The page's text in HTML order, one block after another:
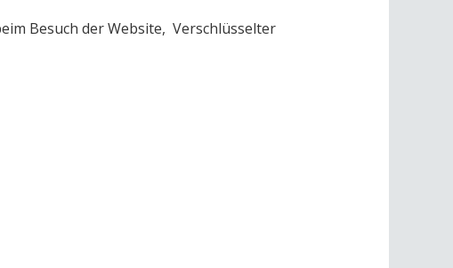
Besuch der Website, Verschlüsselter